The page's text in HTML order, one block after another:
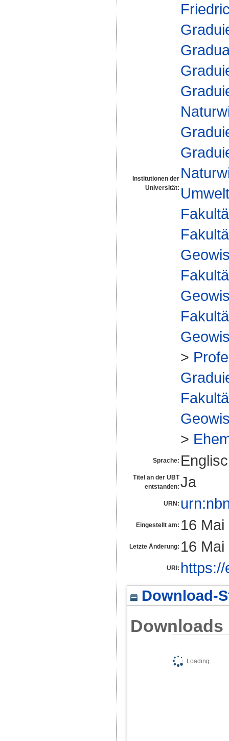
Institutionen der
Universität:
>
>
Sprache:
Titel an der UBT
entstanden: Ja
URN:
Eingestellt am: 16
Letzte Änderung: 16
URI:
Download-
Downloads
Loading...